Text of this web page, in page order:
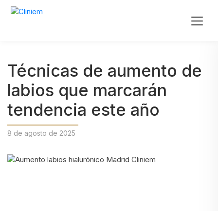
Técnicas de aumento de
labios que marcarán
tendencia este año
8 de agosto de 2025